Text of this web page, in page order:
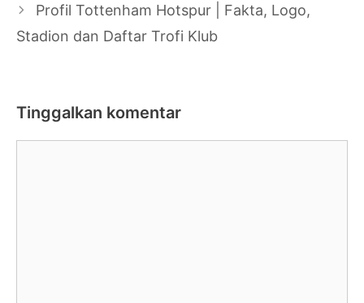
Profil Tottenham Hotspur | Fakta, Logo,
Stadion dan Daftar Trofi Klub
Tinggalkan komentar